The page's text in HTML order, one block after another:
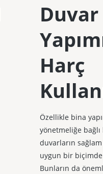
Duvar
Harç
Özellikle bina
yönetmeliğe
duvarların
uygun bir biçimde
Bunların da